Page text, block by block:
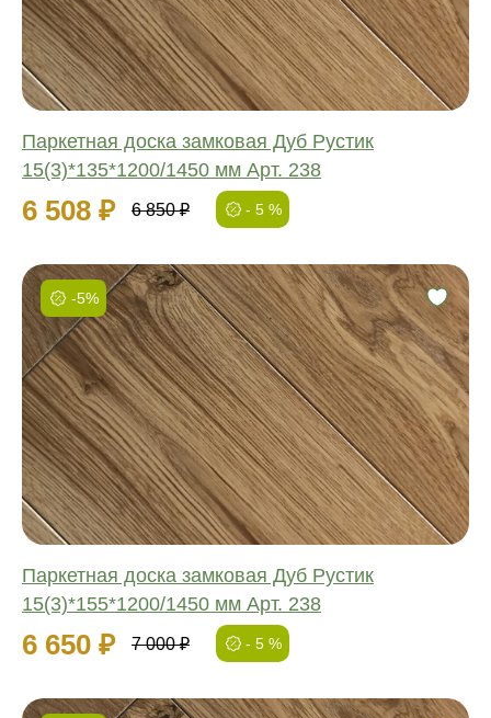
Паркетная доска замковая Дуб Рустик
15(3)*135*1200/1450 мм Арт. 238
6 508 ₽ 6 850 ₽ - 5 %
Толщина:
-5%
Паркетная доска замковая Дуб Рустик
15(3)*155*1200/1450 мм Арт. 238
6 650 ₽ 7 000 ₽ - 5 %
Фаска:
Соединение:
Обработка:
Длина:
Ширина:
Толщина: